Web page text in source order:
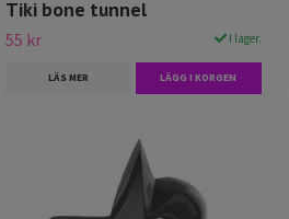
Tiki bone tunnel
55 kr I lager.
LÄS MER LÄGG I KORGEN